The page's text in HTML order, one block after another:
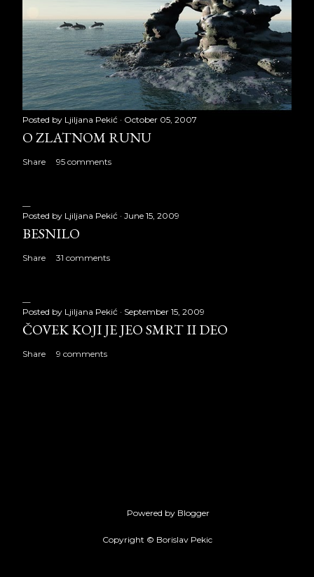
Posted by Ljiljana Pekić October 05, 2007
O ZLATNOM RUNU
Share 95 comments
Posted by Ljiljana Pekić June 15, 2009
BESNILO
Share 31 comments
Posted by Ljiljana Pekić September 15, 2009
ČOVEK KOJI JE JEO SMRT II DEO
Share 9 comments
Powered by Blogger
Copyright © Borislav Pekic